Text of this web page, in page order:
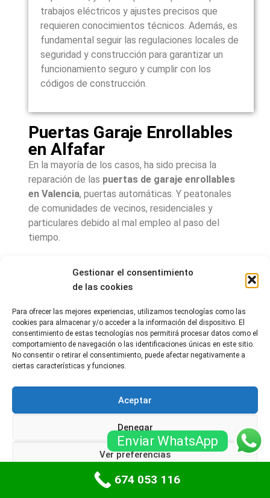
Gestionar el consentimiento
de las cookies
Para ofrecer las mejores experiencias, utilizamos tecnologías como las
cookies para almacenar y/o acceder a la información del dispositivo. El
consentimiento de estas tecnologías nos permitirá procesar datos como el
comportamiento de navegación o las identificaciones únicas en este sitio.
No consentir o retirar el consentimiento, puede afectar negativamente a
ciertas características y funciones.
Aceptar
Denegar
Ver preferencias
Política de cookiesPolíticas de privacidad
trabajos eléctricos y ajustes precisos que
requieren conocimientos técnicos. Además, es
fundamental seguir las regulaciones locales de
seguridad y construcción para garantizar un
funcionamiento seguro y cumplir con los
códigos de construcción.
Puertas Garaje Enrollables
en Alfafar
En la mayoría de los casos, ha sido precisa la
reparación de las puertas de garaje enrollables
enValencia, puertas automáticas. Y peatonales
de comunidades de vecinos, residenciales y
particulares debido al mal empleo al paso del
tiempo.
motores. Por eso el secreto que nos ha tolerado
liderar el segmento de la reparación de puertas de
automatismos es ofrecer calidad al mejor coste.
Los servicios relacionados con las puertas de
garaje enrollables incluyen una variedad de tareas
de instalación, mantenimiento, reparación y
actualización específicas para este tipo de
puertas. Las puertas de garaje enrollables se
caracterizan por enrollarse en un cilindro o eje
horizontal sobre la abertura del garaje cuando se
Servicios comunes
Enviar WhatsApp
674 053 116